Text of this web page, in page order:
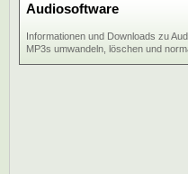
Audiosoftware
Informationen und Downloads zu
MP3s umwandeln, löschen und